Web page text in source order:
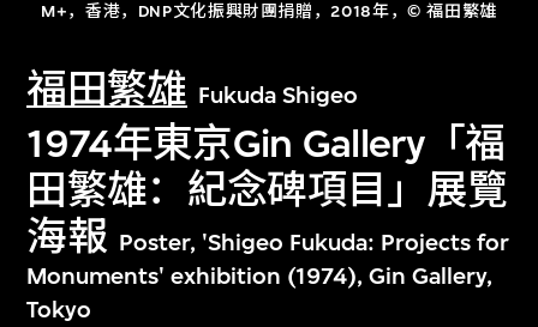
M+，香港，DNP文化振興財團捐贈，2018年，© 福田繁雄
福田繁雄 Fukuda Shigeo
1974年東京Gin Gallery「福
田繁雄：紀念碑項目」展覽
海報 Poster, 'Shigeo Fukuda: Projects for
Monuments' exhibition (1974), Gin Gallery,
Tokyo